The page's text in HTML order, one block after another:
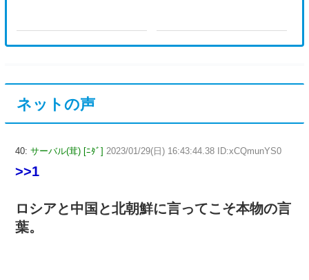
ネットの声
40: サーバル(茸) [ﾆﾀﾞ] 2023/01/29(日) 16:43:44.38 ID:xCQmunYS0
>>1
ロシアと中国と北朝鮮に言ってこそ本物の言
葉。